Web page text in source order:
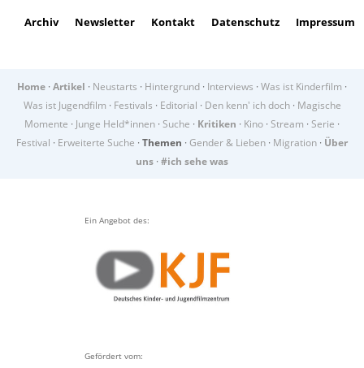
Archiv Newsletter Kontakt Datenschutz Impressum
Home · Artikel · Neustarts · Hintergrund · Interviews · Was ist Kinderfilm ·
Was ist Jugendfilm · Festivals · Editorial · Den kenn' ich doch· Magische
Momente · Junge Held*innen · Suche · Kritiken · Kino · Stream · Serie ·
Festival · Erweiterte Suche · Themen · Gender & Lieben · Migration · Über
uns · #ich sehe was
Ein Angebot des:
Gefördert vom: